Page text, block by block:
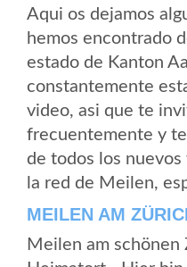
Aqui os dejamos
hemos encontrado
estado de Kanton
constantemente
video, asi que te
frecuentemente y
de todos los
la red de Meilen,
MEILEN AM
Meilen am schönen